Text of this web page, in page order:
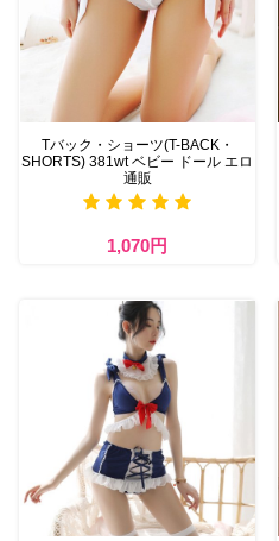
Tバック・ショーツ(T-BACK・
SHORTS) 381wt ベビー ドール エロ
通販
1,070円